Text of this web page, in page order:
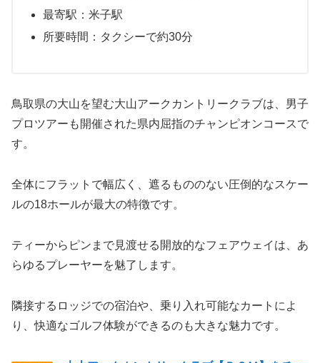
最寄駅：米子駅
所要時間：タクシーで約30分
鳥取県の大山を望む大山アークカントリークラブは、男子
プロツアーも開催された県内屈指のチャンピオンコースで
す。
全体にフラットで幅広く、遮るもののない圧倒的なスケー
ルの18ホールが最大の特徴です。
ティーからピンまで見渡せる開放的なフェアウェイは、あ
らゆるプレーヤーを魅了します。
隣接するロッジでの宿泊や、乗り入れ可能なカートによ
り、快適なゴルフ体験ができるのも大きな魅力です。